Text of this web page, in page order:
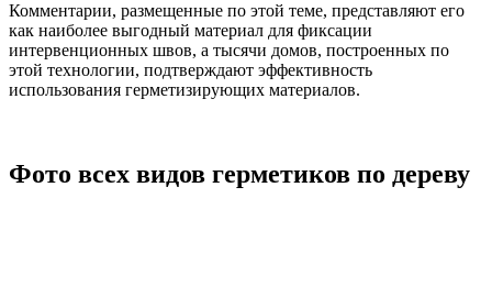
Комментарии, размещенные по этой теме, представляют его
как наиболее выгодный материал для фиксации
интервенционных швов, а тысячи домов, построенных по
этой технологии, подтверждают эффективность
использования герметизирующих материалов.
Фото всех видов герметиков по дереву